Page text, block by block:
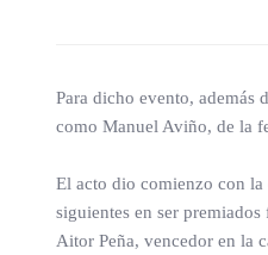
Para dicho evento, además
como Manuel Aviño, de la
El acto dio comienzo con
siguientes en ser
Aitor Peña, vencedor en la